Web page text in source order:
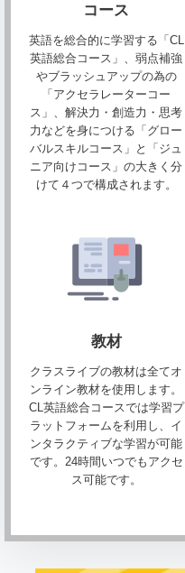
コース
英語を総合的に学習する「CL
英語総合コース」、弱点補強
やブラッシュアップの為の
「アクセラレーターコー
ス」、解決力・創造力・思考
力などを身につける「グロー
バルスキルコース」と「ジュ
ニア向けコース」の大きく分
けて４つで構成されます。
教材
クラスライブの教材は全てオ
ンライン教材を使用します。
CL英語総合コースでは学習プ
ラットフォームを利用し、イ
ンタラクティブな学習が可能
です。24時間いつでもアクセ
ス可能です。